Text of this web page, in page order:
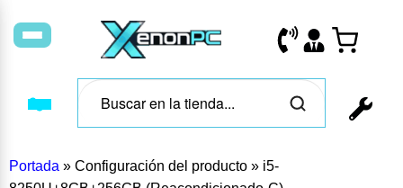
Portada » Configuración del producto » i5-